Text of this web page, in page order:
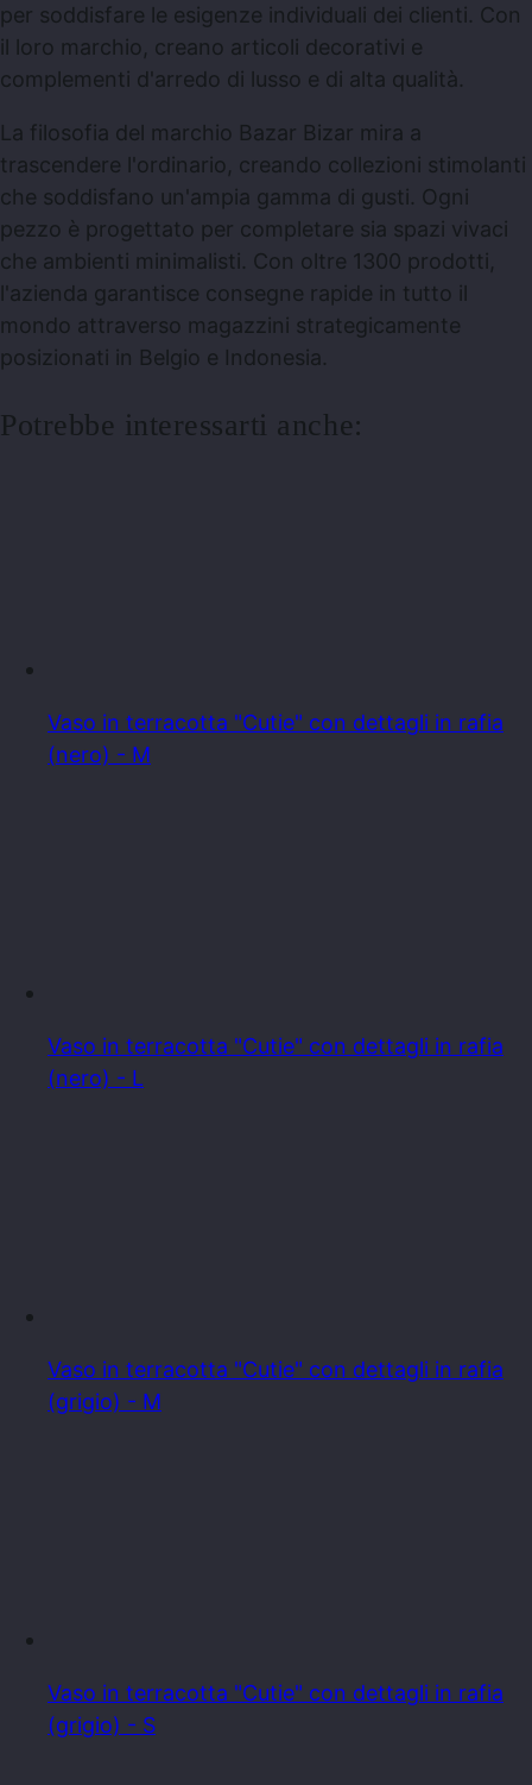
per soddisfare le esigenze individuali dei clienti. Con
il loro marchio, creano articoli decorativi e
complementi d'arredo di lusso e di alta qualità.
La filosofia del marchio Bazar Bizar mira a
trascendere l'ordinario, creando collezioni stimolanti
che soddisfano un'ampia gamma di gusti. Ogni
pezzo è progettato per completare sia spazi vivaci
che ambienti minimalisti. Con oltre 1300 prodotti,
l'azienda garantisce consegne rapide in tutto il
mondo attraverso magazzini strategicamente
posizionati in Belgio e Indonesia.
Potrebbe interessarti anche:
Vaso in terracotta "Cutie" con dettagli in rafia
(nero) - M
Vaso in terracotta "Cutie" con dettagli in rafia
(nero) - L
Vaso in terracotta "Cutie" con dettagli in rafia
(grigio) - M
Vaso in terracotta "Cutie" con dettagli in rafia
(grigio) - S